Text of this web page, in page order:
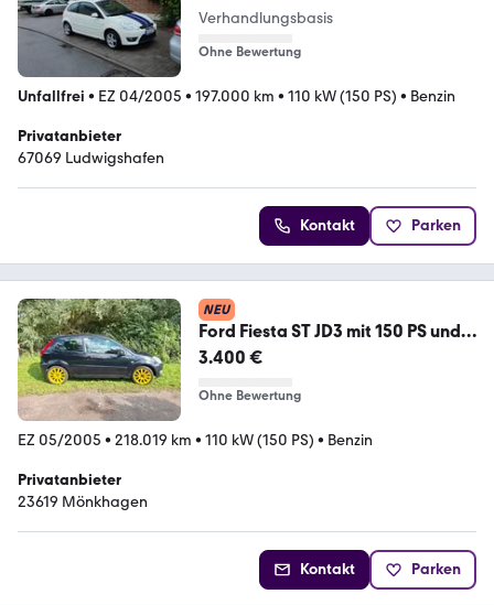
Verhandlungsbasis
Ohne Bewertung
Unfallfrei • EZ 04/2005 • 197.000 km • 110 kW (150 PS) • Benzin
Privatanbieter
67069 Ludwigshafen
Kontakt Parken
NEU
Ford Fiesta ST JD3 mit 150 PS und
frischem...
3.400 €
Ohne Bewertung
EZ 05/2005 • 218.019 km • 110 kW (150 PS) • Benzin
Privatanbieter
23619 Mönkhagen
Kontakt Parken